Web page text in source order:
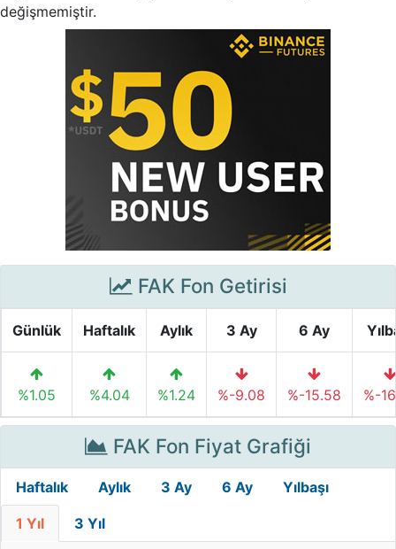
değişmemiştir.
FAK Fon Getirisi
Günlük Haftalık Aylık 3 Ay 6 Ay
%1.05 %4.04 %1.24 %-9.08 %-15.58 %-
FAK Fon Fiyat Grafiği
Haftalık Aylık 3 Ay 6 Ay Yılbaşı
1 Yıl 3 Yıl